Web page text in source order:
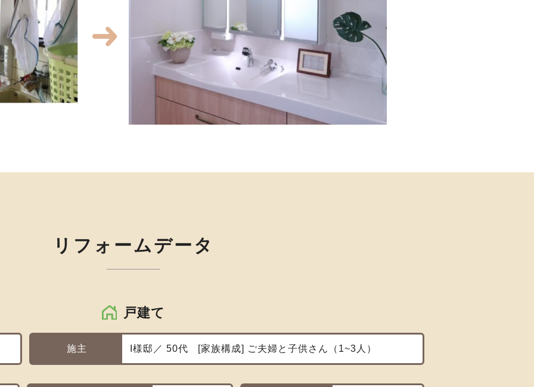
リフォームデータ
戸建て
施主 I様邸／ 50代 家族構成 ご夫婦と子供さん（1~3人）